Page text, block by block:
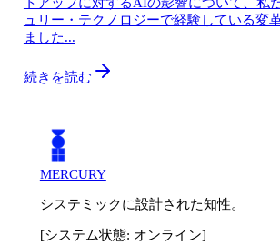
ュリー・テクノロジーで経験している変
ました...
続きを読む
MERCURY
システミックに設計された知性。
[システム状態: オンライン]